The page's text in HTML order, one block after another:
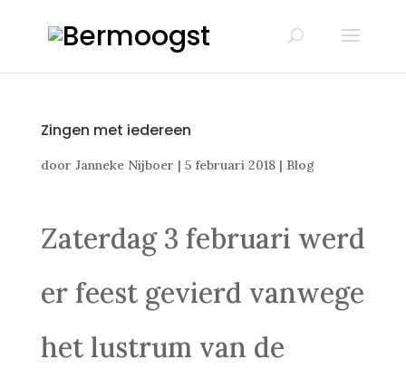
Zingen met iedereen
door Janneke Nijboer | 5 februari 2018| Blog
Zaterdag 3 februari werd
er feest gevierd vanwege
het lustrum van de